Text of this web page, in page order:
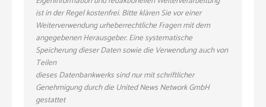
ist in der Regel kostenfrei. Bitte klären Sie vor einer
Weiterverwendung urheberrechtliche Fragen mit dem
angegebenen Herausgeber. Eine systematische
Speicherung dieser Daten sowie die Verwendung auch von
Teilen
dieses Datenbankwerks sind nur mit schriftlicher
Genehmigung durch die United News Network GmbH
gestattet